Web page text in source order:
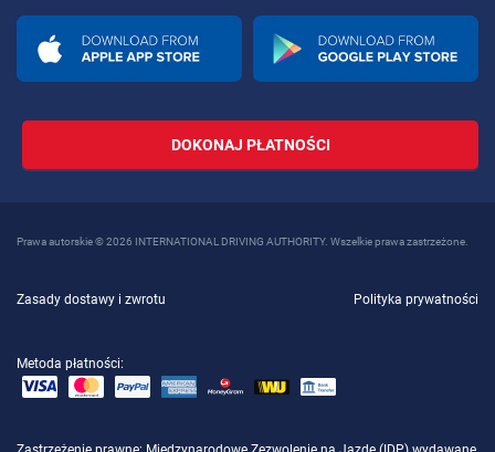
DOKONAJ PŁATNOŚCI
Prawa autorskie © 2026 INTERNATIONAL DRIVING AUTHORITY. Wszelkie prawa zastrzeżone.
Zasady dostawy i zwrotu Polityka prywatności
Metoda płatności: